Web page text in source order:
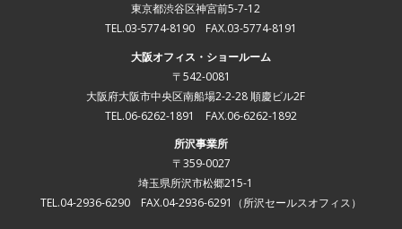
東京都渋谷区神宮前5-7-12
TEL.03-5774-8190 FAX.03-5774-8191
大阪オフィス・ショールーム
〒542-0081
大阪府大阪市中央区南船場2-2-28 順慶ビル2F
TEL.06-6262-1891 FAX.06-6262-1892
所沢事業所
〒359-0027
埼玉県所沢市松郷215-1
TEL.04-2936-6290 FAX.04-2936-6291 （所沢セールスオフィス）